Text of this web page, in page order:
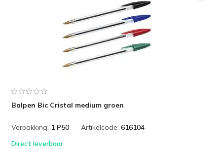
Balpen Bic Cristal medium groen
Verpakking: 1 P50 Artikelcode: 616104
Direct leverbaar